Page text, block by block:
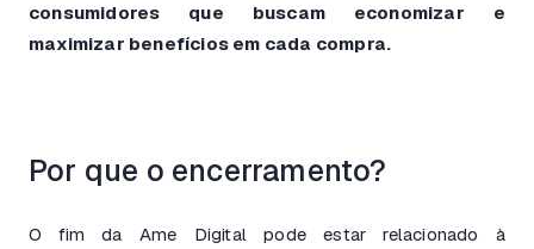
consumidores que buscam economizar e
maximizar benefícios em cada compra.
Por que o encerramento?
O fim da Ame Digital pode estar relacionado à